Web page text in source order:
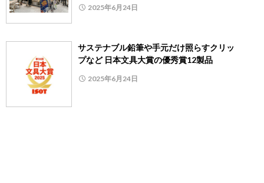
2025年6月24日
サステナブル鉛筆や手元だけ照らすクリッ
プなど 日本文具大賞の優秀賞12製品
2025年6月24日